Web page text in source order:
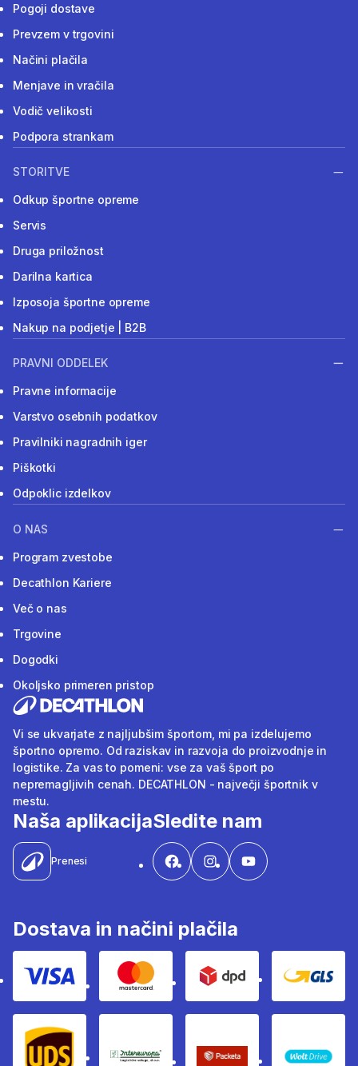
Pogoji dostave
Prevzem v trgovini
Načini plačila
Menjave in vračila
Vodič velikosti
Podpora strankam
STORITVE
Odkup športne opreme
Servis
Druga priložnost
Darilna kartica
Izposoja športne opreme
Nakup na podjetje | B2B
PRAVNI ODDELEK
Pravne informacije
Varstvo osebnih podatkov
Pravilniki nagradnih iger
Piškotki
Odpoklic izdelkov
O NAS
Program zvestobe
Decathlon Kariere
Več o nas
Trgovine
Dogodki
Okoljsko primeren pristop
Vi se ukvarjate z najljubšim športom, mi pa izdelujemo
športno opremo. Od raziskav in razvoja do proizvodnje in
logistike. Za vas to pomeni: vse za vaš šport po
nepremagljivih cenah. DECATHLON - največji športnik v
mestu.
Naša aplikacija
Prenesi
Sledite nam
Dostava in načini plačila
Visa Mastercard Dpd Gls